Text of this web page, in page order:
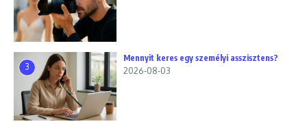
3
Mennyit keres egy személyi asszisztens?
2026-08-03